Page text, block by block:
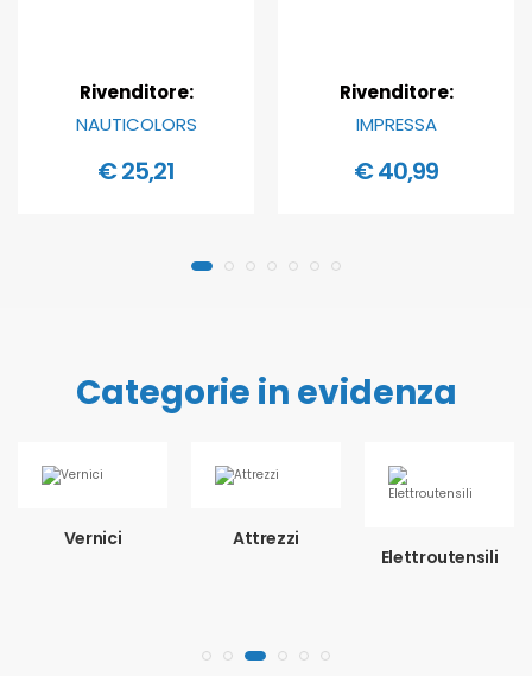
Rivenditore:
NAUTICOLORS
€ 25,21
Rivenditore:
IMPRESSA
€ 40,99
Categorie in evidenza
Vernici
Attrezzi
Elettroutensili